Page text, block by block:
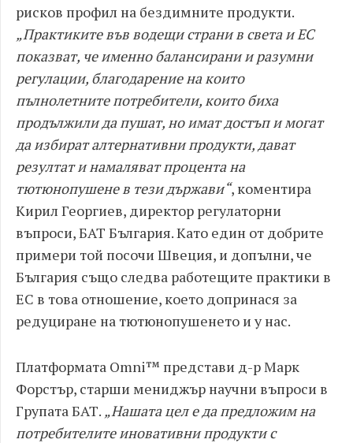
рисков профил на бездимните продукти.
„Практиките във водещи страни в света и ЕС
показват, че именно балансирани и разумни
регулации, благодарение на които
пълнолетните потребители, които биха
продължили да пушат, но имат достъп и могат
да избират алтернативни продукти, дават
резултат и намаляват процента на
тютюнопушене в тези държави“, коментира
Кирил Георгиев, директор регулаторни
въпроси, БАТ България. Като един от добрите
примери той посочи Швеция, и допълни, че
България също следва работещите практики в
ЕС в това отношение, което допринася за
редуциране на тютюнопушенето и у нас.
Платформата Omni™ представи д-р Марк
Форстър, старши мениджър научни въпроси в
Групата БАТ. „Нашата цел е да предложим на
потребителите иновативни продукти с